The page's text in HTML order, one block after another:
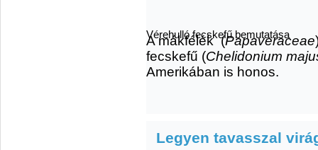
Vérehulló fecskefű bemutatása
A mákfélék (Papaveraceae
fecskefű (Chelidonium
Amerikában is honos.
Legyen tavasszal